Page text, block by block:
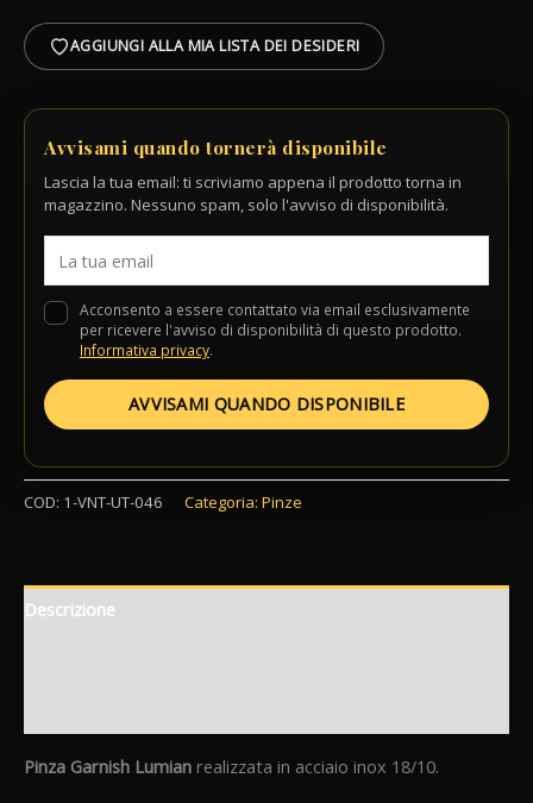
AGGIUNGI ALLA MIA LISTA DEI DESIDERI
Avvisami quando tornerà disponibile
Lascia la tua email: ti scriviamo appena il prodotto torna in
magazzino. Nessuno spam, solo l'avviso di disponibilità.
Acconsento a essere contattato via email esclusivamente
per ricevere l'avviso di disponibilità di questo prodotto.
Informativa privacy.
AVVISAMI QUANDO DISPONIBILE
COD: 1-VNT-UT-046 Categoria: Pinze
Descrizione
Pinza Garnish Lumian realizzata in acciaio inox 18/10.